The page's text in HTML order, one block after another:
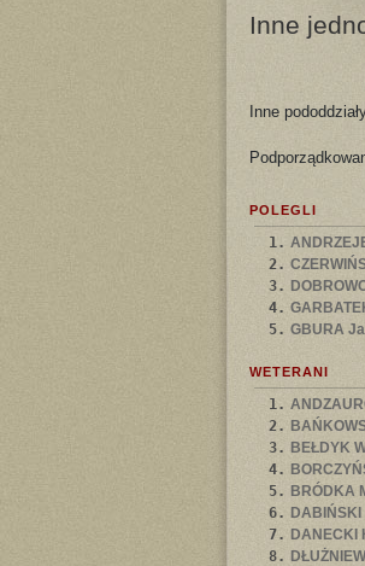
Inne
Inne
POLEGLI
1.
2.
3.
4.
5. GBURA
WETERANI
1.
2.
3. BEŁDYK
4.
5. BRÓDKA
6. DABIŃSKI
7. DANECKI
8.